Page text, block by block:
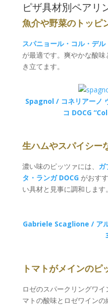
ピザ具材別ペアリ
魚介や野菜のトッピ
スパニョール・コル・デ
が最適です。爽やかな酸
き立てます。
Spagnol / コネリアーノ
コ DOCG
生ハムやスパイシー
濃い味のピッツァには、 ガ
タ・ランガ DOCGがおす
い具材と見事に調和します。
Gabriele Scaglione / ア
トマトがメインのピ
ロゼのスパークリングワ
マトの酸味とロゼワイン